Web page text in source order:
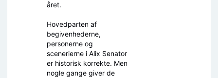
året.
Hovedparten af
begivenhederne,
personerne og
scenerierne i Alix Senator
er historisk korrekte. Men
nogle gange giver de